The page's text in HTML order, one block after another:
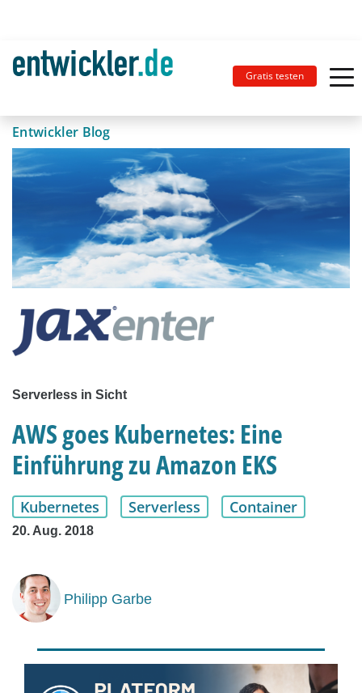
Gratis testen
Entwickler Blog
Serverless in Sicht
AWS goes Kubernetes: Eine
Einführung zu Amazon EKS
Kubernetes Serverless Container
20. Aug. 2018
Philipp Garbe